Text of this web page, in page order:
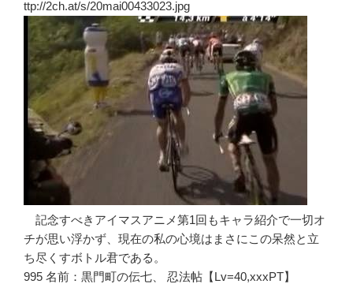
ttp://2ch.at/s/20mai00433023.jpg
記念すべきアイマスアニメ第1回もキャラ紹介で一切オ
チが思い浮かず、現在の私の心境はまさにこの呆然と立
ち尽くすボトル君である。
995 名前：黒門町の伝七、 忍法帖【Lv=40,xxxPT】